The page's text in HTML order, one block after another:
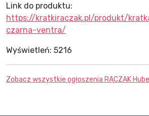
Link do produktu:
https://kratkiraczak.pl/produkt/
czarna-ventra/
Wyświetleń: 5216
Zobacz wszystkie ogłoszenia RACZAK